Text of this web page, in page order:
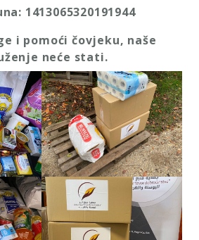
: 1413065320191944
i pomoći čovjeku, naše
neće stati.